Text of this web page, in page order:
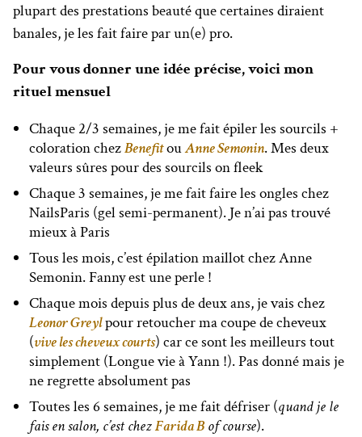
plupart des prestations beauté que certaines diraient
banales, je les fait faire par un(e) pro.
Pour vous donner une idée précise, voici mon
rituel mensuel
Chaque 2/3 semaines, je me fait épiler les sourcils +
coloration chezBenefitouAnne Semonin. Mes deux
valeurs sûres pour des sourcils on fleek
Chaque 3 semaines, je me fait faire les ongles chez
NailsParis (gel semi-permanent). Je n’ai pas trouvé
mieux à Paris
Tous les mois, c’est épilation maillot chez Anne
Semonin. Fanny est une perle !
Chaque mois depuis plus de deux ans, je vais chez
Leonor Greylpour retoucher ma coupe de cheveux
(vive les cheveux courts) car ce sont les meilleurs tout
simplement (Longue vie à Yann !). Pas donné mais je
ne regrette absolument pas
Toutes les 6 semaines, je me fait défriser (quand je le
fais en salon, c’est chezFarida Bof course).